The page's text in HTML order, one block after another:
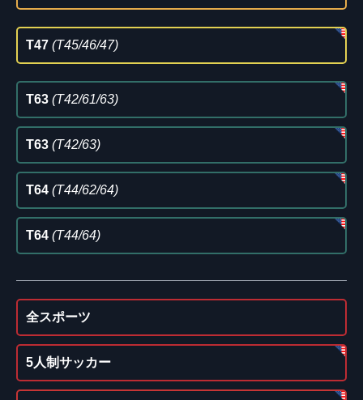
T47 (T45/46/47)
T63 (T42/61/63)
T63 (T42/63)
T64 (T44/62/64)
T64 (T44/64)
全スポーツ
5人制サッカー